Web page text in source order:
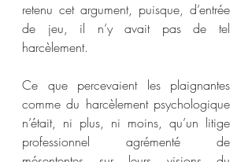
retenu cet argument, puisque, d’entrée
de jeu, il n’y avait pas de tel
harcèlement.
Ce que percevaient les plaignantes
comme du harcèlement psychologique
n’était, ni plus, ni moins, qu’un litige
professionnel agrémenté de